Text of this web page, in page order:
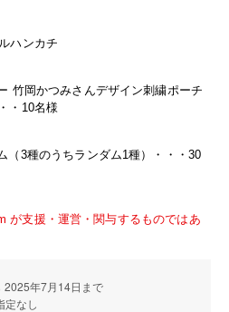
ハンカチ
竹岡かつみさんデザイン刺繍ポーチ
・10名様
（3種のうちランダム1種）・・・30
が支援・運営・関与するものではあ
2025年7月14日まで
定なし